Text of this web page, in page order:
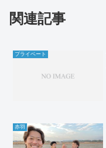
関連記事
プライベート
赤羽